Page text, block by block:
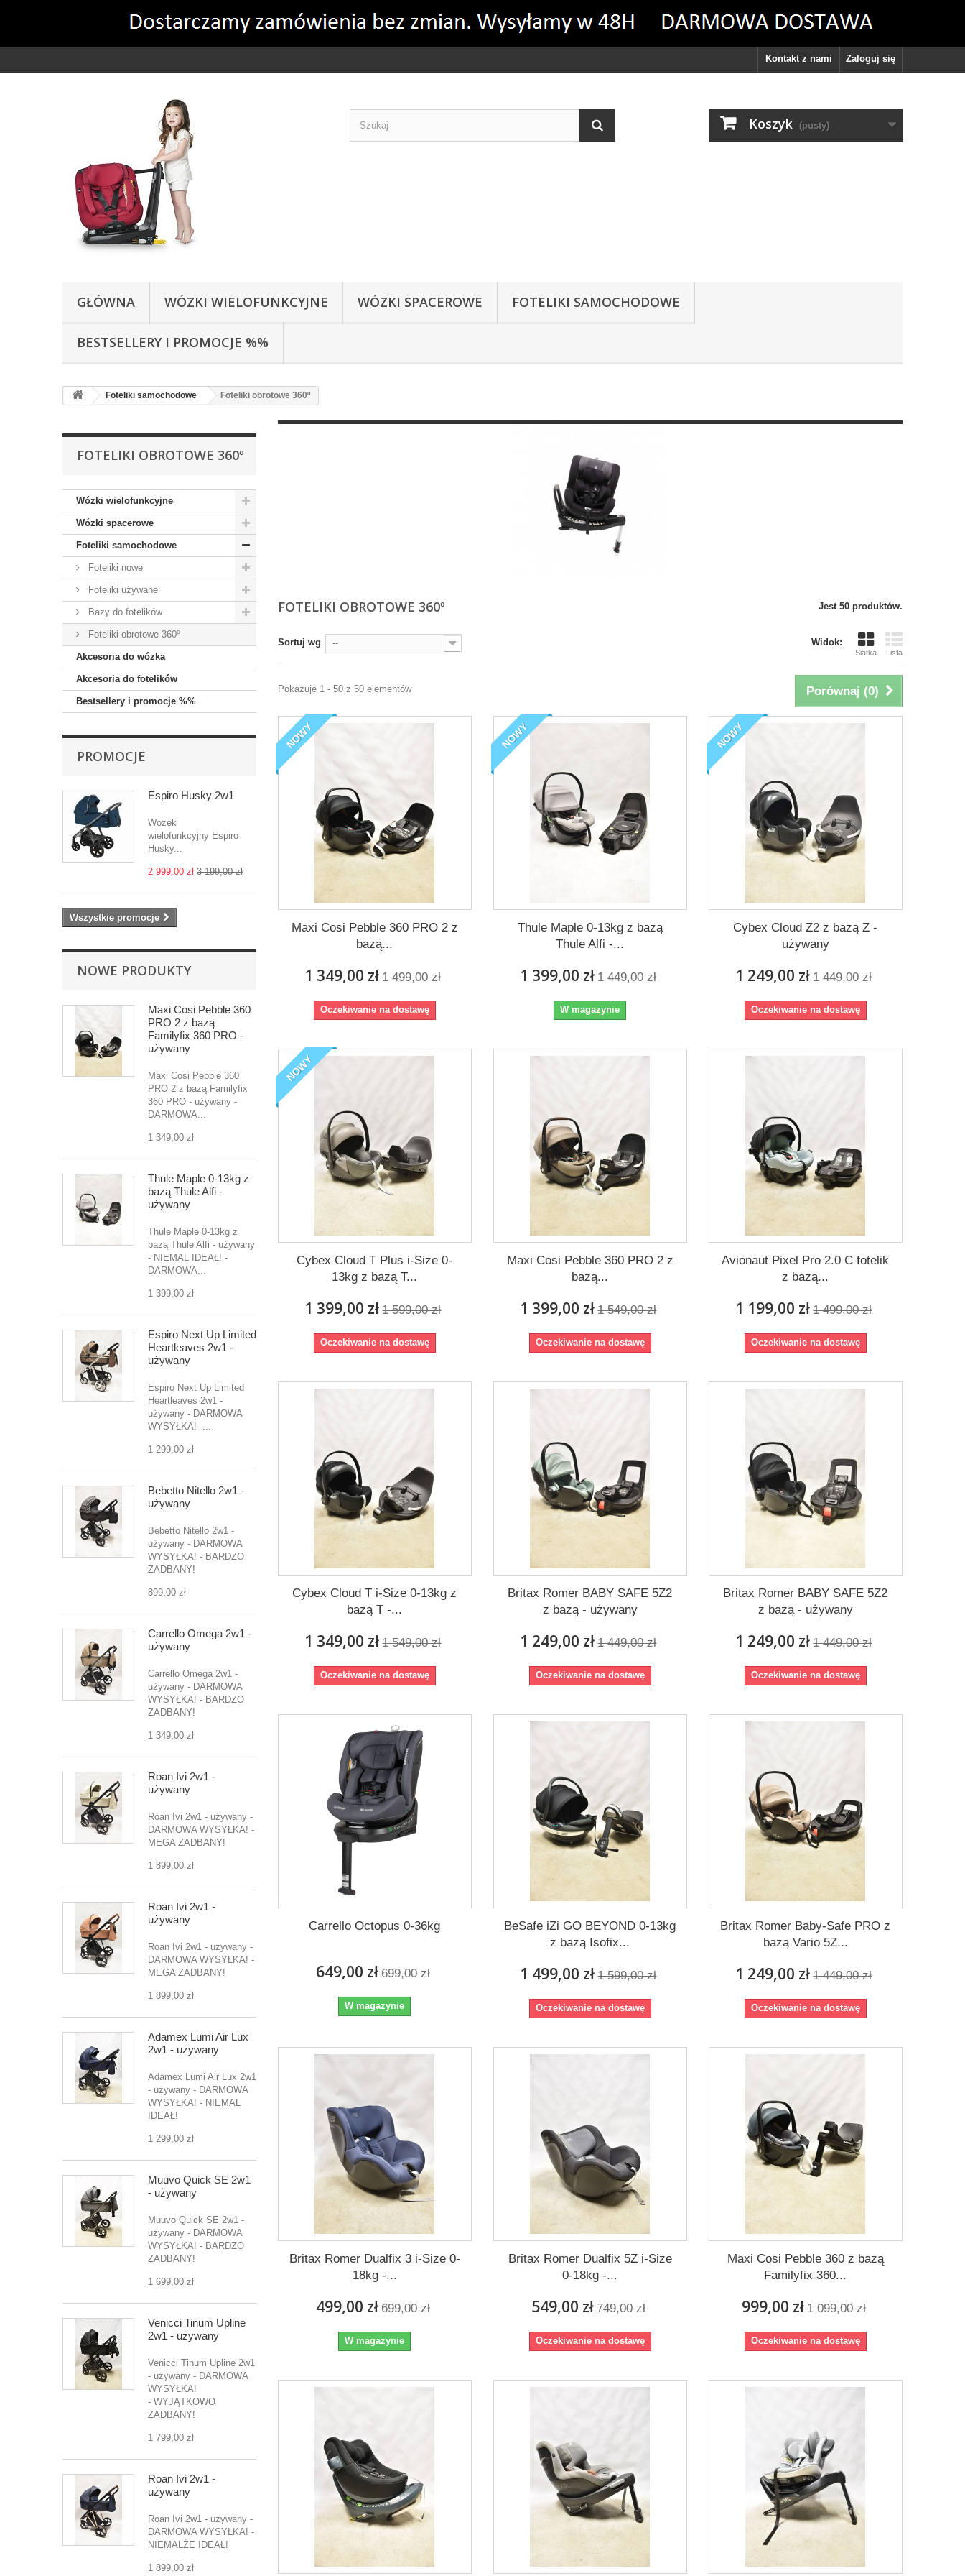
Zaloguj się
Kontakt z nami
Koszyk (pusty)
GŁÓWNA WÓZKI WIELOFUNKCYJNE WÓZKI SPACEROWE FOTELIKI SAMOCHODOWE
BESTSELLERY I PROMOCJE %%
Foteliki samochodowe Foteliki obrotowe 360º
FOTELIKI OBROTOWE 360º
Wózki wielofunkcyjne
Wózki spacerowe
Foteliki samochodowe
Foteliki nowe
Foteliki używane
Bazy do fotelików
Foteliki obrotowe 360º
Akcesoria do wózka
Akcesoria do fotelików
Bestsellery i promocje %%
PROMOCJE
Espiro Husky 2w1
Wózek
wielofunkcyjny Espiro
Husky...
2 999,00 zł 3 199,00 zł
Wszystkie promocje
NOWE PRODUKTY
Maxi Cosi Pebble 360
PRO 2 z bazą
Familyfix 360 PRO -
używany
Maxi Cosi Pebble 360
PRO 2 z bazą Familyfix
360 PRO - używany -
DARMOWA...
1 349,00 zł
Thule Maple 0-13kg z
bazą Thule Alfi -
używany
Thule Maple 0-13kg z
bazą Thule Alfi - używany
- NIEMAL IDEAŁ! -
DARMOWA...
1 399,00 zł
Espiro Next Up Limited
Heartleaves 2w1 -
używany
Espiro Next Up Limited
Heartleaves 2w1 -
używany - DARMOWA
WYSYŁKA! -...
1 299,00 zł
Bebetto Nitello 2w1 -
używany
Bebetto Nitello 2w1 -
używany - DARMOWA
WYSYŁKA! - BARDZO
ZADBANY!
899,00 zł
Carrello Omega 2w1 -
używany
Carrello Omega 2w1 -
używany - DARMOWA
WYSYŁKA! - BARDZO
ZADBANY!
1 349,00 zł
Roan Ivi 2w1 -
używany
Roan Ivi 2w1 - używany -
DARMOWA WYSYŁKA! -
MEGA ZADBANY!
1 899,00 zł
Roan Ivi 2w1 -
używany
Roan Ivi 2w1 - używany -
DARMOWA WYSYŁKA! -
MEGA ZADBANY!
1 899,00 zł
Adamex Lumi Air Lux
2w1 - używany
Adamex Lumi Air Lux 2w1
- używany - DARMOWA
WYSYŁKA! - NIEMAL
IDEAŁ!
1 299,00 zł
Muuvo Quick SE 2w1
- używany
Muuvo Quick SE 2w1 -
używany - DARMOWA
WYSYŁKA! - BARDZO
ZADBANY!
1 699,00 zł
Venicci Tinum Upline
2w1 - używany
Venicci Tinum Upline 2w1
- używany - DARMOWA
WYSYŁKA!
- WYJĄTKOWO
ZADBANY!
1 799,00 zł
Roan Ivi 2w1 -
używany
Roan Ivi 2w1 - używany -
DARMOWA WYSYŁKA! -
NIEMALŻE IDEAŁ!
1 899,00 zł
FOTELIKI OBROTOWE 360º Jest 50 produktów.
Widok:
Siatka Lista
Sortuj wg --
Porównaj (0)
Pokazuje 1 - 50 z 50 elementów
NOWY
Maxi Cosi Pebble 360 PRO 2 z
bazą...
1 349,00 zł 1 499,00 zł
Oczekiwanie na dostawę
NOWY
Thule Maple 0-13kg z bazą
Thule Alfi -...
1 399,00 zł 1 449,00 zł
W magazynie
NOWY
Cybex Cloud Z2 z bazą Z -
używany
1 249,00 zł 1 449,00 zł
Oczekiwanie na dostawę
NOWY
Cybex Cloud T Plus i-Size 0-
13kg z bazą T...
1 399,00 zł 1 599,00 zł
Oczekiwanie na dostawę
Maxi Cosi Pebble 360 PRO 2 z
bazą...
1 399,00 zł 1 549,00 zł
Oczekiwanie na dostawę
Avionaut Pixel Pro 2.0 C fotelik
z bazą...
1 199,00 zł 1 499,00 zł
Oczekiwanie na dostawę
Cybex Cloud T i-Size 0-13kg z
bazą T -...
1 349,00 zł 1 549,00 zł
Oczekiwanie na dostawę
Britax Romer BABY SAFE 5Z2
z bazą - używany
1 249,00 zł 1 449,00 zł
Oczekiwanie na dostawę
Britax Romer BABY SAFE 5Z2
z bazą - używany
1 249,00 zł 1 449,00 zł
Oczekiwanie na dostawę
Carrello Octopus 0-36kg
649,00 zł 699,00 zł
W magazynie
BeSafe iZi GO BEYOND 0-13kg
z bazą Isofix...
1 499,00 zł 1 599,00 zł
Oczekiwanie na dostawę
Britax Romer Baby-Safe PRO z
bazą Vario 5Z...
1 249,00 zł 1 449,00 zł
Oczekiwanie na dostawę
Britax Romer Dualfix 3 i-Size 0-
18kg -...
499,00 zł 699,00 zł
W magazynie
Britax Romer Dualfix 5Z i-Size
0-18kg -...
549,00 zł 749,00 zł
Oczekiwanie na dostawę
Maxi Cosi Pebble 360 z bazą
Familyfix 360...
999,00 zł 1 099,00 zł
Oczekiwanie na dostawę